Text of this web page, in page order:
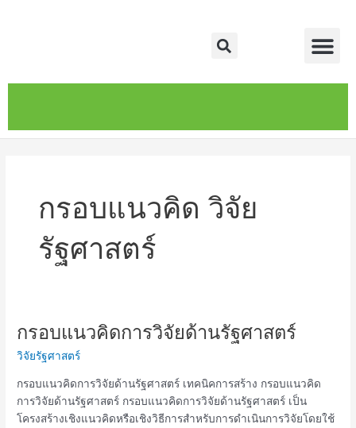
Search
กรอบแนวคิด วิจัย
รัฐศาสตร์
กรอบแนวคิดการวิจัยด้านรัฐศาสตร์
วิจัยรัฐศาสตร์
กรอบแนวคิดการวิจัยด้านรัฐศาสตร์ เทคนิคการสร้าง กรอบแนวคิด
การวิจัยด้านรัฐศาสตร์ กรอบแนวคิดการวิจัยด้านรัฐศาสตร์ เป็น
โครงสร้างเชิงแนวคิดหรือเชิงวิธีการสำหรับการดำเนินการวิจัยโดยใช้
กรอบ
การ
วิจัย
ด้าน
รัฐศาสตร์